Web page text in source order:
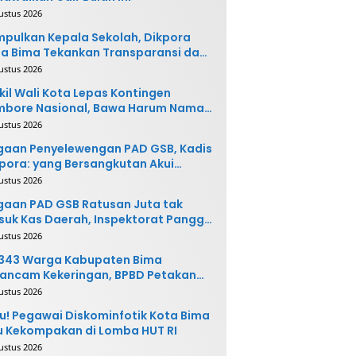
2026
Kepala Sekolah, Dikpora
Bima Tekankan Transparansi dan
2026
Wali Kota Lepas Kontingen
Nasional, Bawa Harum Nama
Bima
2026
Penyelewengan PAD GSB, Kadis
yang Bersangkutan Akui
dan Siap
2026
PAD GSB Ratusan Juta tak
Kas Daerah, Inspektorat Panggil
Terkait
2026
Warga Kabupaten Bima
Kekeringan, BPBD Petakan
Rawan
2026
Pegawai Diskominfotik Kota Bima
Kekompakan di Lomba HUT RI
2026